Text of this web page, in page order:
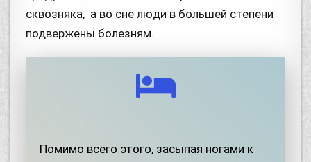
сквозняка, а во сне люди в большей степени
подвержены болезням.
Помимо всего этого, засыпая ногами к